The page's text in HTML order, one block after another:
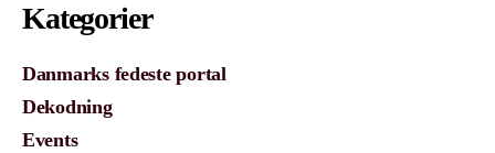
Kategorier
Danmarks fedeste portal
Dekodning
Events